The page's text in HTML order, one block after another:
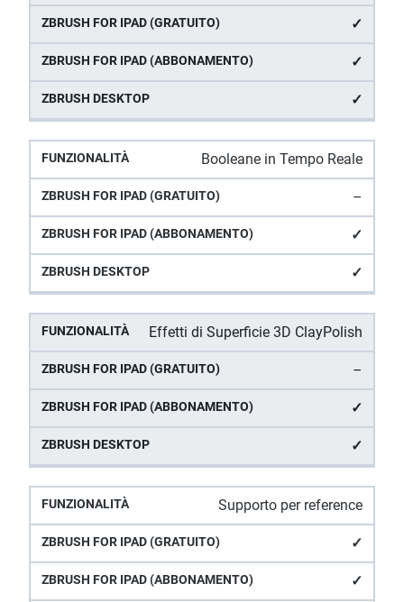
✓
✓
✓
Booleane in Tempo Reale
–
✓
✓
Effetti di Superficie 3D ClayPolish
–
✓
✓
Supporto per reference
✓
✓